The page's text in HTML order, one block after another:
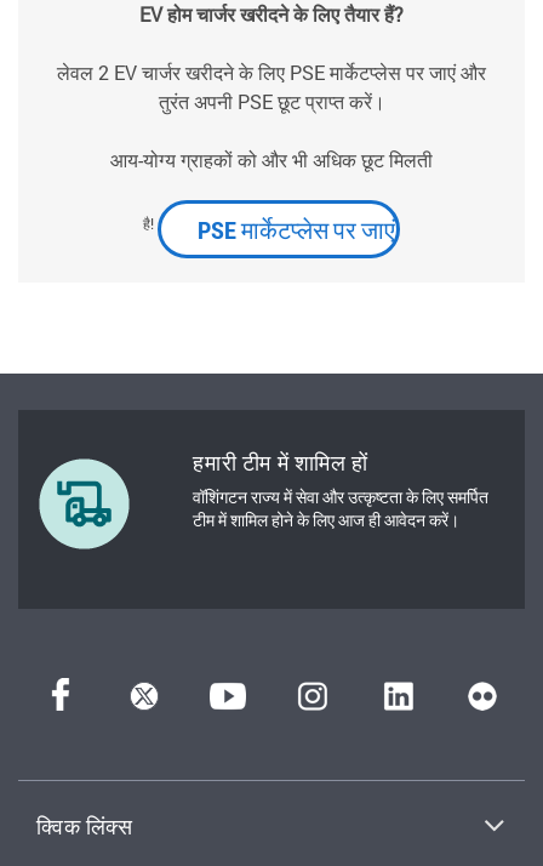
EV होम चार्जर खरीदने के लिए तैयार हैं?
लेवल 2 EV चार्जर खरीदने के लिए PSE मार्केटप्लेस पर जाएं और
तुरंत अपनी PSE छूट प्राप्त करें।
आय-योग्य ग्राहकों को और भी अधिक छूट मिलती
है! PSE मार्केटप्लेस पर जाएं
हमारी टीम में शामिल हों
वॉशिंगटन राज्य में सेवा और उत्कृष्टता के लिए समर्पित
टीम में शामिल होने के लिए आज ही आवेदन करें।
क्विक लिंक्स